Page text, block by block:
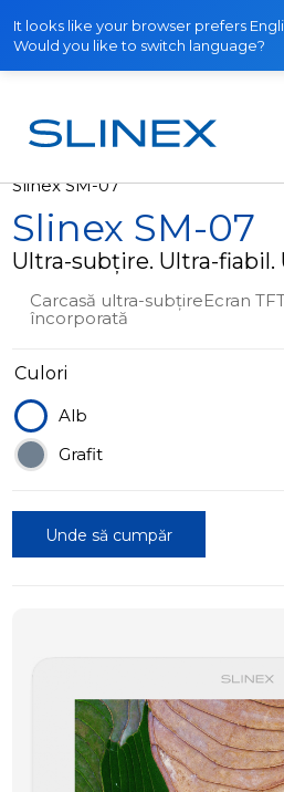
It looks like your browser prefers
Would you like to switch language?
Acasă Produse Interfoane
Slinex SM-07
Slinex SM-07
Ultra-subțire. Ultra-fiabil.
Carcasă ultra-subțireEcran
încorporată
Culori
Alb
Grafit
Unde să cumpăr